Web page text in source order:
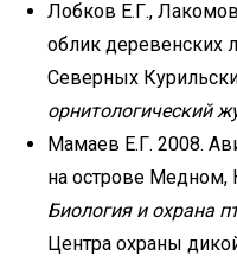
Лобков Е.Г.,
облик деревенских
Северных
орнитологический
Мамаев Е.Г. 2008.
на острове Медном,
Биология и охрана
Центра охраны